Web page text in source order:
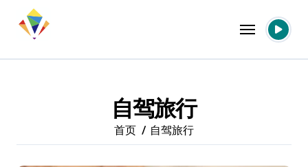
自驾旅行
首页 自驾旅行